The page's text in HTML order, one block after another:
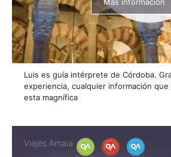
Luis es guía intérprete de Córdoba.
experiencia, cualquier información
esta magnífica
Viajes Amaia